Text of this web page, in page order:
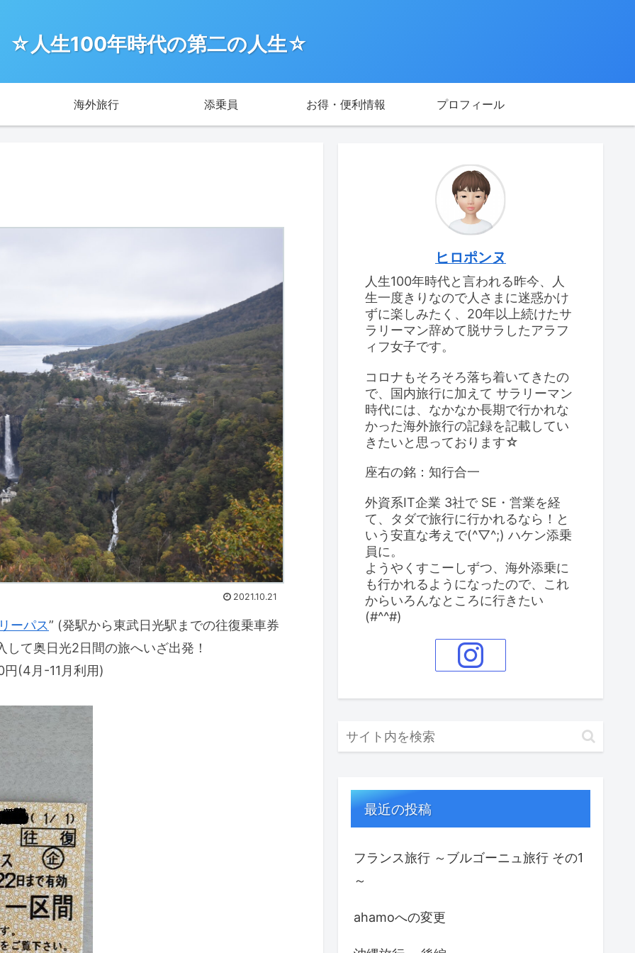
☆人生100年時代の第二の人生☆
海外旅行 添乗員 お得・便利情報 プロフィール
2021.10.21
ーパス” (発駅から東武日光駅までの往復乗車券
て奥日光2日間の旅へいざ出発！
(4月-11月利用)
ヒロポンヌ
人生100年時代と言われる昨今、人
生一度きりなので人さまに迷惑かけ
ずに楽しみたく、20年以上続けたサ
ラリーマン辞めて脱サラしたアラフ
ィフ女子です。
コロナもそろそろ落ち着いてきたの
で、国内旅行に加えて サラリーマン
時代には、なかなか長期で行かれな
かった海外旅行の記録を記載してい
きたいと思っております☆
座右の銘：知行合一
外資系IT企業 3社で SE・営業を経
て、タダで旅行に行かれるなら！と
いう安直な考えで(^▽^;) ハケン添乗
員に。
ようやくすこーしずつ、海外添乗に
も行かれるようになったので、これ
からいろんなところに行きたい
(#^^#)
最近の投稿
フランス旅行 ～ブルゴーニュ旅行 その1
～
ahamoへの変更